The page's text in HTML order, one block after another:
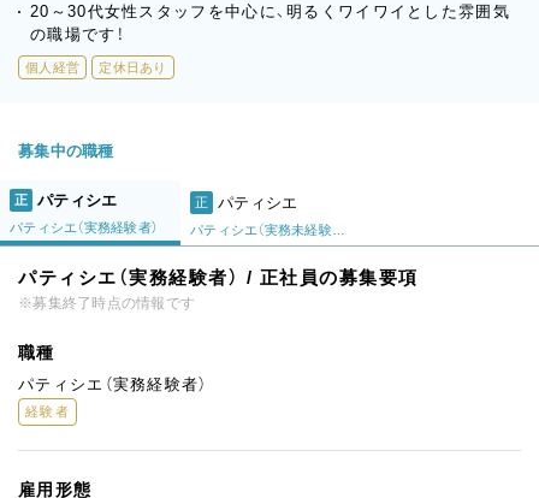
20～30代女性スタッフを中心に、明るくワイワイとした雰囲気
の職場です！
個人経営 定休日あり
募集中の職種
正 パティシエ
パティシエ（実務経験者）
正 パティシエ
パティシエ（実務未経験・第二新卒）
パティシエ（実務経験者） / 正社員の募集要項
※募集終了時点の情報です
職種
パティシエ（実務経験者）
経験者
雇用形態